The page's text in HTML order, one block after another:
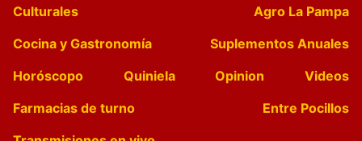
Culturales
Agro La Pampa
Cocina y Gastronomía
Suplementos Anuales
Horóscopo
Quiniela Opinion
Videos
Farmacias de turno
Entre Pocillos